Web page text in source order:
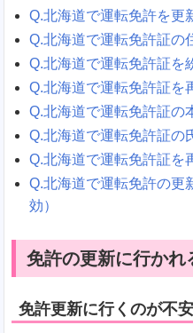
Q.北海道で運転免許を更
Q.北海道で運転免許証の
Q.北海道で運転免許証を
Q.北海道で運転免許証を
Q.北海道で運転免許証の
Q.北海道で運転免許証の
Q.北海道で運転免許証を
Q.北海道で運転免許の更
効）
免許の更新に行かれ
免許更新に行くのが不